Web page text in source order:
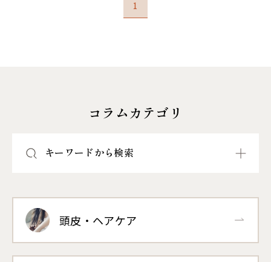
1
コラムカテゴリ
キーワードから検索
頭皮・ヘアケア